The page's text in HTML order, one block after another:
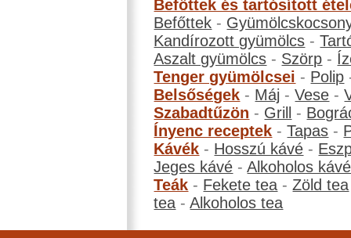
Befőttek és tartósított
Befőttek -
Kandírozott gyümölcs -
Aszalt gyümölcs - Szörp -
Tenger gyümölcsei - Polip
Belsőségek - Máj -Vese -
Szabadtűzön - Grill -
Ínyenc receptek -Tapas -
Kávék - Hosszú kávé -
Jeges kávé -Alkoholos kávé
Teák - Fekete tea -Zöld tea
tea -Alkoholos tea